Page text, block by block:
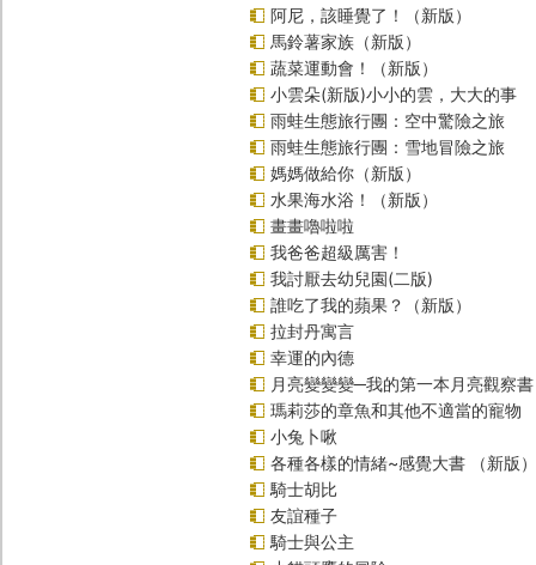
阿尼，該睡覺了！（新版）
馬鈴薯家族（新版）
蔬菜運動會！（新版）
小雲朵(新版)小小的雲，大大的事
雨蛙生態旅行團：空中驚險之旅
雨蛙生態旅行團：雪地冒險之旅
媽媽做給你（新版）
水果海水浴！（新版）
畫畫嚕啦啦
我爸爸超級厲害！
我討厭去幼兒園(二版)
誰吃了我的蘋果？（新版）
拉封丹寓言
幸運的內德
月亮變變變─我的第一本月亮觀察書
瑪莉莎的章魚和其他不適當的寵物
小兔卜啾
各種各樣的情緒~感覺大書 （新版）
騎士胡比
友誼種子
騎士與公主